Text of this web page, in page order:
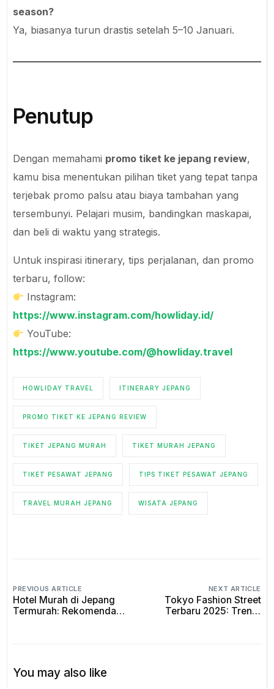
season?
Ya, biasanya turun drastis setelah 5–10 Januari.
Penutup
Dengan memahami promo tiket ke jepang review,
kamu bisa menentukan pilihan tiket yang tepat tanpa
terjebak promo palsu atau biaya tambahan yang
tersembunyi. Pelajari musim, bandingkan maskapai,
dan beli di waktu yang strategis.
Untuk inspirasi itinerary, tips perjalanan, dan promo
terbaru, follow:
Instagram:
https://www.instagram.com/howliday.id/
YouTube:
https://www.youtube.com/@howliday.travel
HOWLIDAY TRAVEL ITINERARY JEPANG
PROMO TIKET KE JEPANG REVIEW
TIKET JEPANG MURAH TIKET MURAH JEPANG
TIKET PESAWAT JEPANG TIPS TIKET PESAWAT JEPANG
TRAVEL MURAH JEPANG WISATA JEPANG
PREVIOUS ARTICLE
Hotel Murah di Jepang
Termurah: Rekomendasi,
NEXT ARTICLE
Tokyo Fashion Street
Terbaru 2025: Trend,
You may also like